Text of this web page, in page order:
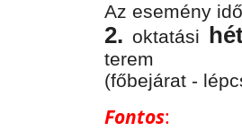
Az esemény
2. oktatási
terem
(főbejárat -
Fontos: